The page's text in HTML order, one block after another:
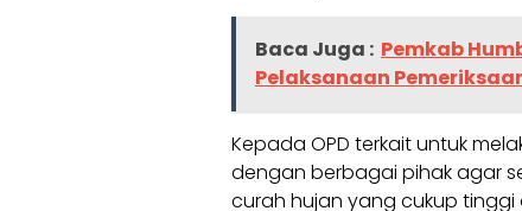
Baca Juga : Pemkab
Pelaksanaan
Kepada OPD terkait untuk
dengan berbagai pihak agar
curah hujan yang cukup